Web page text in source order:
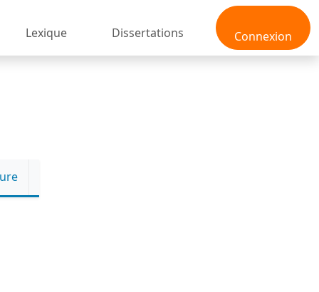
Connexion
Lexique Dissertations